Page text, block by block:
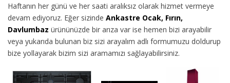
Haftanın her günü ve her saati aralıksız olarak hizmet vermeye
devam ediyoruz. Eğer sizinde Ankastre Ocak, Fırın,
Davlumbaz ürününüzde bir arıza var ise hemen bizi arayabilir
veya yukarıda bulunan biz sizi arayalım adlı formumuzu doldurup
bize yollayarak bizim sizi aramamızı sağlayabilirsiniz.